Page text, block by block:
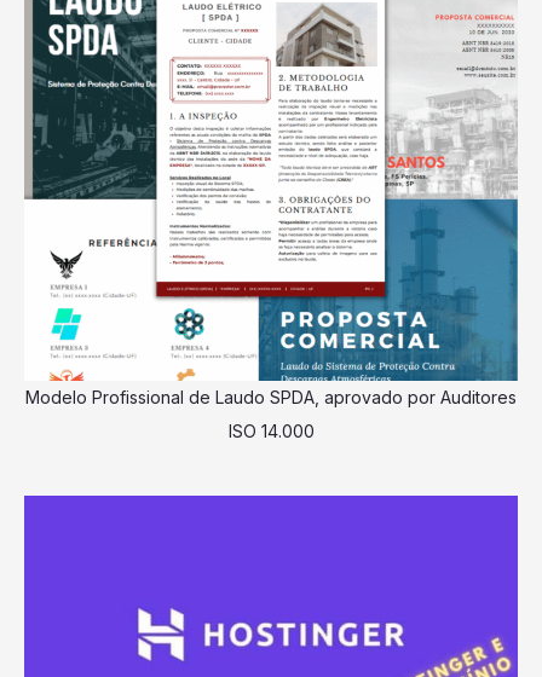
Modelo Profissional de Laudo SPDA, aprovado por Auditores
ISO 14.000